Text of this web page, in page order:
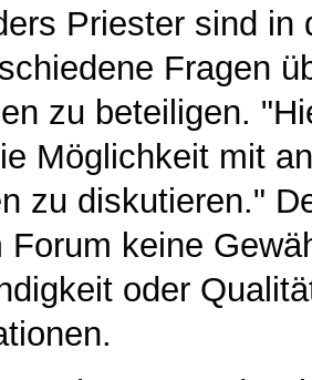
Priester sind in
Fragen
zu beteiligen.
Möglichkeit mit
zu diskutieren."
Forum keine
oder